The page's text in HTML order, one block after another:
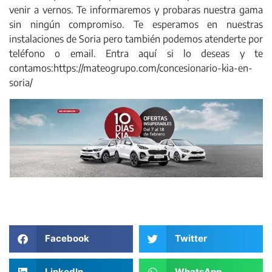
venir a vernos. Te informaremos y probaras nuestra gama
sin ningún compromiso. Te esperamos en nuestras
instalaciones de Soria pero también podemos atenderte por
teléfono o email. Entra aquí si lo deseas y te
contamos:https://mateogrupo.com/concesionario-kia-en-
soria/
Facebook Twitter